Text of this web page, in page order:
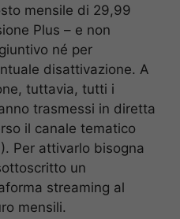
mensile di 29,99
Plus – e non
né per
disattivazione. A
tuttavia, tutti i
trasmessi in diretta
il canale tematico
Per attivarlo bisogna
un
streaming al
mensili.